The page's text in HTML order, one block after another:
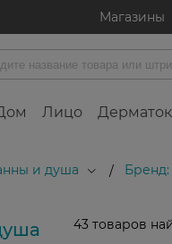
Магазины
Лицо
и душа / Бренд:
43 товаров